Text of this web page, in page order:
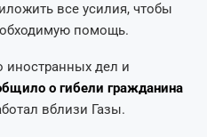
все усилия, чтобы
помощь.
иностранных дел и
о гибели гражданина
вблизи Газы.